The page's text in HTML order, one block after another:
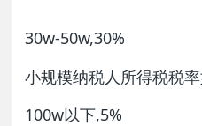
30w-50w,30%
小规模纳税人所得税税率
100w以下,5%